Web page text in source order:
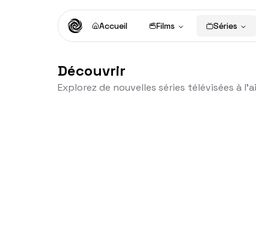
Accueil Films Séries
Découvrir
Explorez de nouvelles séries télévisées à